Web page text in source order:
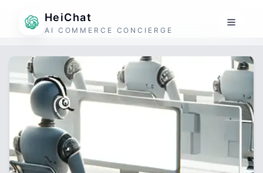
HeiChat
AI COMMERCE CONCIERGE